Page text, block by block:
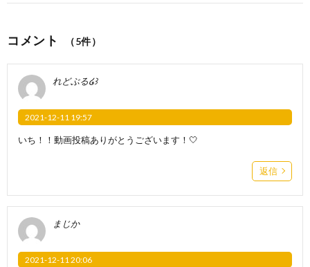
コメント （5件）
れどぶる໒꒱
2021-12-11 19:57
いち！！動画投稿ありがとうございます！🤍
返信
まじか
2021-12-11 20:06